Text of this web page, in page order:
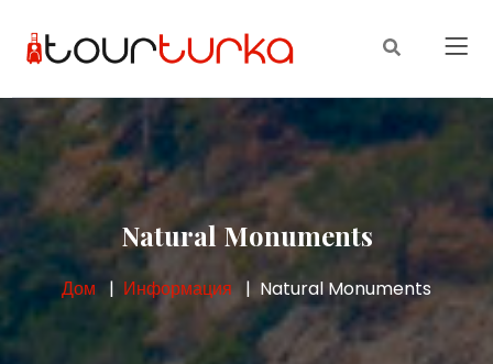
Natural Monuments
Дом Информация Natural Monuments